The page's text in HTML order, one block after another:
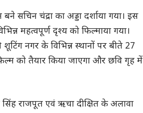
सचिन चंद्रा का अड्डा दर्शाया गया। इस
महत्वपूर्ण दृश्य को फिल्माया गया।
नगर के विभिन्न स्थानों पर बीते 27
को तैयार किया जाएगा और छवि गृह में
राजपूत एवं ऋचा दीक्षित के अलावा